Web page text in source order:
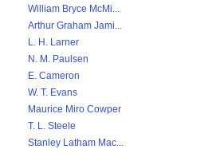
William Bryce McMi...
Arthur Graham Jami...
L. H. Larner
N. M. Paulsen
E. Cameron
W. T. Evans
Maurice Miro Cowper
T. L. Steele
Stanley Latham Mac...